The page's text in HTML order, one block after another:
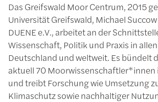
Das Greifswald Moor Centrum, 2015
Universität Greifswald, Michael
DUENE e.V., arbeitet an der
Wissenschaft, Politik und Praxis in
Deutschland und weltweit. Es bündelt
aktuell 70 Moorwissenschaftler*innen
und treibt Forschung wie Umsetzung
Klimaschutz sowie nachhaltiger